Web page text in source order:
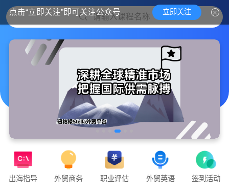
点击“立即关注”即可关注公众号 立即关注
请输入课程名称
出海指导 外贸商务 职业评估 外贸英语 签到活动